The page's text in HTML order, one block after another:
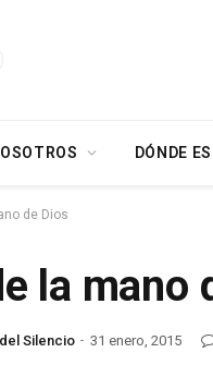
DÓNDE
de Dios
la mano
Silencio 31 enero, 2015